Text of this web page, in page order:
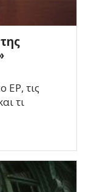
EP, τις
τι